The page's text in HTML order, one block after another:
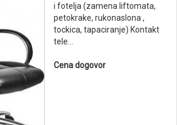
i fotelja (zamena liftomata,
petokrake, rukonaslona ,
tockica, tapaciranje) Kontakt
tele...
Cena dogovor